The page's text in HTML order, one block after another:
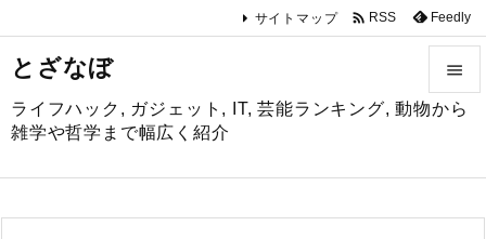
とざなぼ
ライフハック, ガジェット, IT, 芸能ランキング, 動物から
雑学や哲学まで幅広く紹介



サイトマップ  RSS Feedly